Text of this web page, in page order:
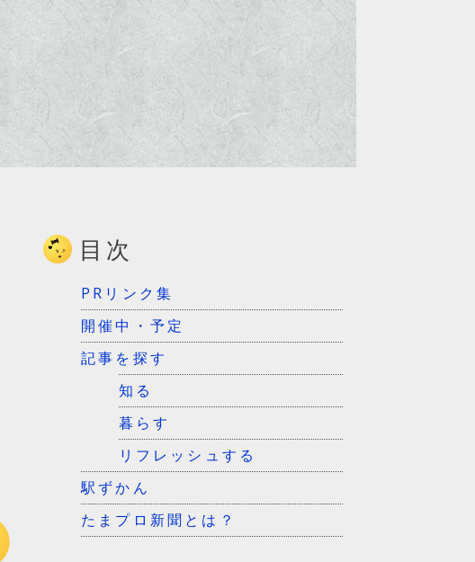
目次
PRリンク集
開催中・予定
記事を探す
知る
暮らす
リフレッシュする
駅ずかん
たまプロ新聞とは？